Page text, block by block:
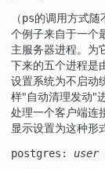
（ps的调用方式随
个例子来自于一个
主服务器进程。为
下来的五个进程是
设置系统为不启动
样"自动清理发动"
处理一个客户端连
显示设置为这种形
postgres: user